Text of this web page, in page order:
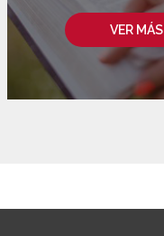
VER MÁS